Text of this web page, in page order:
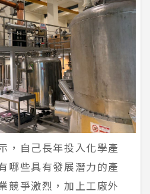
，自己長年投入化學產
哪些具有發展潛力的產
競爭激烈，加上工廠外